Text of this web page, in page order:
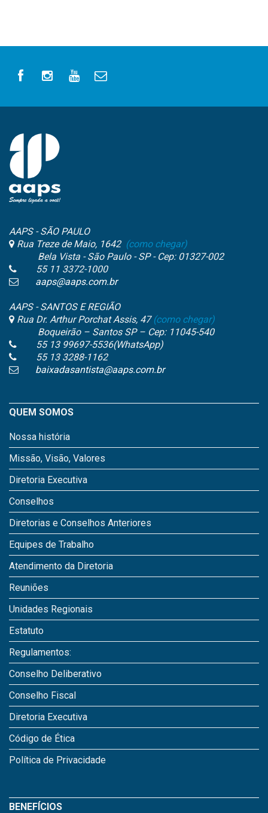
AAPS - SÃO PAULO
Rua Treze de Maio, 1642 (como chegar)
Bela Vista - São Paulo - SP - Cep: 01327-002
55 11 3372-1000
aaps@aaps.com.br
AAPS - SANTOS E REGIÃO
Rua Dr. Arthur Porchat Assis, 47(como chegar)
Boqueirão – Santos SP – Cep: 11045-540
55 13 99697-5536(WhatsApp)
55 13 3288-1162
baixadasantista@aaps.com.br
QUEM SOMOS
Nossa história
Missão, Visão, Valores
Diretoria Executiva
Conselhos
Diretorias e Conselhos Anteriores
Equipes de Trabalho
Atendimento da Diretoria
Reuniões
Unidades Regionais
Estatuto
Regulamentos:
Conselho Deliberativo
Conselho Fiscal
Diretoria Executiva
Código de Ética
Política de Privacidade
BENEFÍCIOS